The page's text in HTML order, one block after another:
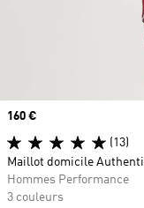
Prix
160 €
(13)
Maillot domicile
Hommes Performance
3 couleurs